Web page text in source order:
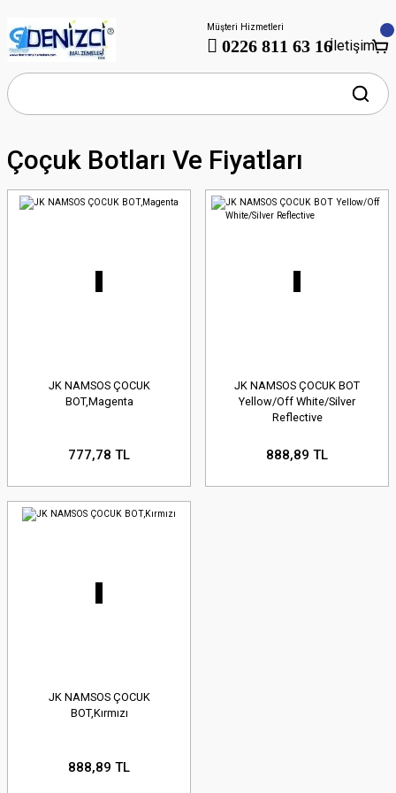
Müşteri Hizmetleri
0226 811 63 16İletişim
Çoçuk Botları Ve Fiyatları
JK NAMSOS ÇOCUK
BOT,Magenta
777,78 TL
JK NAMSOS ÇOCUK BOT
Yellow/Off White/Silver
Reflective
888,89 TL
JK NAMSOS ÇOCUK
BOT,Kırmızı
888,89 TL